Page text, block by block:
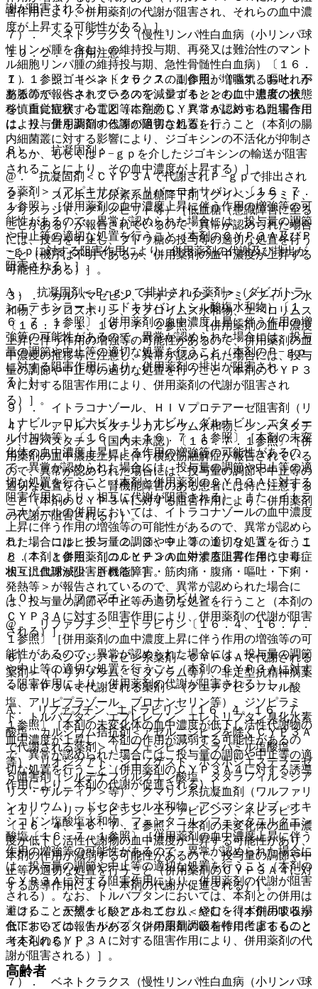
謝が阻害される）］。
７）． ベネトクラクス（慢性リンパ性白血病（小リンパ球
性リンパ腫を含む）の維持投与期、再発又は難治性のマント
ル細胞リンパ腫の維持投与期、急性骨髄性白血病）〔１６．
７．１参照〕［ベネトクラクスの副作用が増強するおそれが
あるので、ベネトクラクスを減量するとともに、患者の状態
を慎重に観察すること（本剤のＣＹＰ３Ａに対する阻害作用
により、併用薬剤の代謝が阻害される）］。
８）． 抗凝固剤：
@． 抗凝固剤＜ＣＹＰ３Ａで代謝されＰ−ｇｐで排出され
る薬剤＞（アピキサバン、リバーロキサバン）〔１６．７．
１参照〕［併用薬剤の血中濃度上昇に伴う作用の増強等の可
能性があるので、異常が認められた場合には、投与量の調節
や中止等の適切な処置を行うこと（本剤のＣＹＰ３Ａ及びＰ
−ｇｐに対する阻害作用により、併用薬剤の代謝及び排出が
阻害される）］。
A． 抗凝固剤＜Ｐ−ｇｐで排出される薬剤＞（ダビガトラ
ンエテキシラート、エドキサバントシル酸塩水和物）〔１
６．７．１参照〕［併用薬剤の血中濃度上昇に伴う作用の増
強等の可能性があるので、異常が認められた場合には、投与
量の調節や中止等の適切な処置を行うこと（本剤のＰ−ｇｐ
に対する阻害作用により、併用薬剤の排出が阻害され
る）］。
９）． イトラコナゾール、ＨＩＶプロテアーゼ阻害剤（リ
トナビル、ロピナビル・リトナビル、ダルナビル エタノー
ル付加物等）〔１６．４、１６．７．１参照〕［本剤の未変
化体の血中濃度上昇による作用の増強等の可能性があるの
で、異常が認められた場合には、投与量の調節や中止等の適
切な処置を行うこと（本剤と併用薬剤のＣＹＰ３Ａに対する
阻害作用により、相互に代謝が阻害される）。また、イトラ
コナゾールの併用においては、イトラコナゾールの血中濃度
上昇に伴う作用の増強等の可能性があるので、異常が認めら
れた場合には、投与量の調節や中止等の適切な処置を行うこ
と（本剤と併用薬剤のＣＹＰ３Ａに対する阻害作用により、
相互に代謝が阻害される）］。
１０）． リファブチン、エトラビリン：
@． リファブチン、エトラビリン〔１６．４、１６．７．
１参照〕［併用薬剤の血中濃度上昇に伴う作用の増強等の可
能性があるので、異常が認められた場合には、投与量の調節
や中止等の適切な処置を行うこと（本剤のＣＹＰ３Ａに対す
る阻害作用により、併用薬剤の代謝が阻害される）］。
A． リファブチン、エトラビリン〔１６．４、１６．７．
１参照〕［本剤の未変化体の血中濃度が低下し活性代謝物の
血中濃度が上昇し、本剤の作用が減弱する可能性があるの
で、異常が認められた場合には、投与量の調節や中止等の適
切な処置を行うこと（併用薬剤のＣＹＰ３Ａ４に対する誘導
作用により、本剤の代謝が促進される）］。
１１）． リファンピシン、エファビレンツ、ネビラピン
〔１６．４、１６．７．１参照〕［本剤の未変化体の血中濃
度が低下し活性代謝物の血中濃度が上昇する可能性があり、
本剤の作用が減弱する可能性があるので、投与量の調節や中
止等の適切な処置を行うこと（併用薬剤のＣＹＰ３Ａ４に対
する誘導作用により、本剤の代謝が促進される）］。
１２）． 天然ケイ酸アルミニウム＜経口＞［本剤の吸収が
低下するとの報告がある（併用薬剤の吸着作用によるものと
考えられる）］。
高齢者
害作用により、併用薬剤の代謝が阻害され、それらの血中濃
度が上昇する可能性がある）］。
１０．２． 併用注意：
１）． ジゴキシン〔１６．７．１参照〕［嘔気、嘔吐、不
整脈等が報告されているので、ジゴキシンの血中濃度の推
移、自覚症状、心電図等に注意し、異常が認められた場合に
は、投与量を調節する等の適切な処置を行うこと（本剤の腸
内細菌叢に対する影響により、ジゴキシンの不活化が抑制さ
れるか、もしくはＰ−ｇｐを介したジゴキシンの輸送が阻害
されることにより、その血中濃度が上昇する）］。
２）． スルホニル尿素系血糖降下剤（グリベンクラミド、
グリクラジド、グリメピリド等）［低血糖（意識障害に至る
ことがある）が報告されているので、異常が認められた場合
には、投与を中止し、ブドウ糖の投与等の適切な処置を行う
こと（機序は不明であるが、併用薬剤の血中濃度が上昇する
可能性がある）］。
３）． カルバマゼピン、テオフィリン、アミノフィリン水
和物、シクロスポリン、タクロリムス水和物、エベロリムス
〔１６．７．１、１６．７．２参照〕［併用薬剤の血中濃度
上昇に伴う作用の増強等の可能性があるので、併用薬剤の血
中濃度の推移等に注意し、異常が認められた場合には、投与
量の調節や中止等の適切な処置を行うこと（本剤のＣＹＰ３
Ａに対する阻害作用により、併用薬剤の代謝が阻害され
る）］。
４）． アトルバスタチンカルシウム水和物、シンバスタチ
ン、ロバスタチン（国内未承認）〔１６．７．１参照〕［併
用薬剤の血中濃度上昇に伴う横紋筋融解症が報告されている
ので、異常が認められた場合には、投与量の調節や中止等の
適切な処置を行い、腎機能障害のある患者には特に注意する
こと（本剤のＣＹＰ３Ａに対する阻害作用により、併用薬剤
の代謝が阻害される）］。
５）． コルヒチン〔２．３、９．２．１、９．３．１、１
６．７．１参照〕［コルヒチンの血中濃度上昇に伴う中毒症
状＜汎血球減少・肝機能障害・筋肉痛・腹痛・嘔吐・下痢・
発熱等＞が報告されているので、異常が認められた場合に
は、投与量の調節や中止等の適切な処置を行うこと（本剤の
ＣＹＰ３Ａに対する阻害作用により、併用薬剤の代謝が阻害
される）］。
６）． ベンゾジアゼピン系薬剤＜ＣＹＰ３Ａで代謝される
薬剤＞（トリアゾラム、ミダゾラム等）、非定型抗精神病薬
＜ＣＹＰ３Ａで代謝される薬剤＞（クエチアピンフマル酸
塩、アリピプラゾール、ブロナンセリン等）、ジソピラミ
ド、トルバプタン、エプレレノン、エレトリプタン臭化水素
酸塩、カルシウム拮抗剤＜アゼルニジピンを除くＣＹＰ３Ａ
で代謝される薬剤＞（ニフェジピン、ベラパミル塩酸塩
等）、リオシグアト、ジエノゲスト、ホスホジエステラーゼ
５阻害剤（シルデナフィルクエン酸塩、タダラフィル＜シア
リス・ザルティア＞等）、クマリン系抗凝血剤（ワルファリ
ンカリウム）、ドセタキセル水和物、アベマシクリブ、オキ
シコドン塩酸塩水和物、フェンタニル／フェンタニルクエン
酸塩〔１６．７．１参照〕［併用薬剤の血中濃度上昇に伴う
作用の増強等の可能性があるので、異常が認められた場合に
は、投与量の調節や中止等の適切な処置を行うこと（本剤の
ＣＹＰ３Ａに対する阻害作用により、併用薬剤の代謝が阻害
される）。なお、トルバプタンにおいては、本剤との併用は
避けることが望ましいとされており、やむを得ず併用する場
合においては、トルバプタンの用量調節を特に考慮すること
（本剤のＣＹＰ３Ａに対する阻害作用により、併用薬剤の代
謝が阻害される）］。
７）． ベネトクラクス（慢性リンパ性白血病（小リンパ球